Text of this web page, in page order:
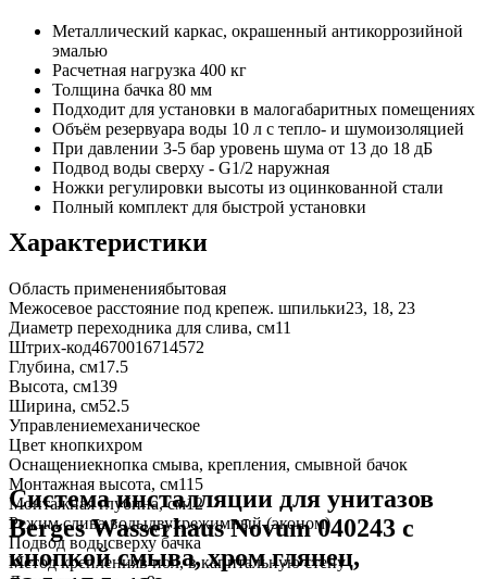
Металлический каркас, окрашенный антикоррозийной
эмалью
Расчетная нагрузка 400 кг
Толщина бачка 80 мм
Подходит для установки в малогабаритных помещениях
Объём резервуара воды 10 л с тепло- и шумоизоляцией
При давлении 3-5 бар уровень шума от 13 до 18 дБ
Подвод воды сверху - G1/2 наружная
Ножки регулировки высоты из оцинкованной стали
Полный комплект для быстрой установки
Характеристики
Область применениябытовая
Межосевое расстояние под крепеж. шпильки23, 18, 23
Диаметр переходника для слива, см11
Штрих-код4670016714572
Глубина, см17.5
Высота, см139
Ширина, см52.5
Управлениемеханическое
Цвет кнопкихром
Оснащениекнопка смыва, крепления, смывной бачок
Монтажная высота, см115
Монтажная глубина, см12
Режим слива водыдвухрежимный (эконом)
Подвод водысверху бачка
Метод крепленияв пол, в капитальную стену
Система инсталляции для унитазов
Berges Wasserhaus Novum 040243 с
кнопкой смыва, хром глянец,